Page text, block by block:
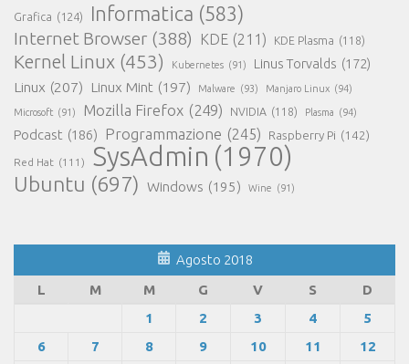
Grafica (124) Informatica (583)
Internet Browser (388) KDE (211) KDE Plasma (118)
Kernel Linux (453) Kubernetes (91) Linus Torvalds (172)
Linux (207) Linux Mint (197) Malware (93) Manjaro Linux (94)
Microsoft (91) Mozilla Firefox (249) NVIDIA (118) Plasma (94)
Podcast (186) Programmazione (245) Raspberry Pi (142)
Red Hat (111) SysAdmin (1970)
Ubuntu (697) Windows (195) Wine (91)
Agosto 2018
L
M M G V S
D
1
2 3 4
5
6
7 8 9 10 11
12